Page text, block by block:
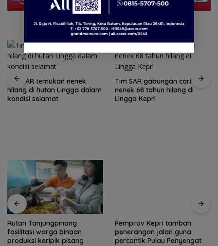
Tim SAR temukan nenek
hilang di hutan Lingga dalam
kondisi selamat
Tim SAR gabungan cari
nenek 68 tahun hilang di
Lingga Kepri
Rutan Tanjungpinang
fasilitasi warga binaan
produksi keripik pisang
Pemprov Kepri tambah
penerangan jalan guna
percantik Pulau Penyengat